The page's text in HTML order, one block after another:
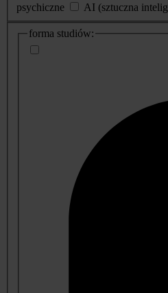
psychiczne
AI (sztuczna
dodatkowe
informacje
forma studiów: